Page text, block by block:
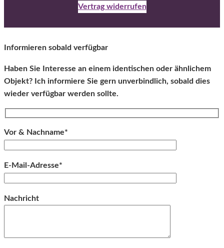
Vertrag widerrufen
Informieren sobald verfügbar
Haben Sie Interesse an einem identischen oder ähnlichem
Objekt? Ich informiere Sie gern unverbindlich, sobald dies
wieder verfügbar werden sollte.
Vor & Nachname*
E-Mail-Adresse*
Nachricht